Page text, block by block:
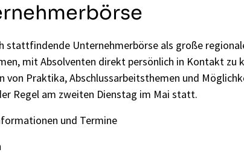
stattfindende Unternehmerbörse als große
mit Absolventen direkt persönlich in Kontakt zu
von Praktika, Abschlussarbeitsthemen und
Regel am zweiten Dienstag im Mai statt.
und Termine